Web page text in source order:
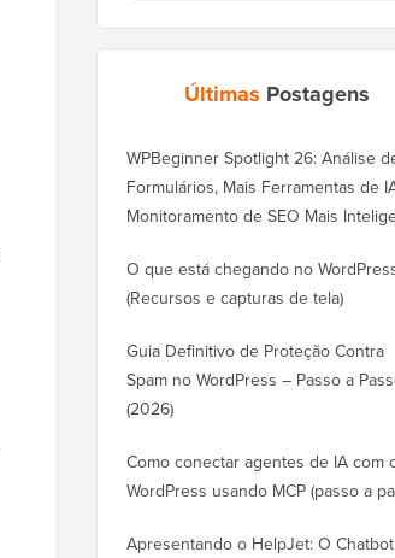
Últimas Postagens
WPBeginner Spotlight 26: Análise
Formulários, Mais Ferramentas de
Monitoramento de SEO Mais
O que está chegando no WordPress
(Recursos e capturas de tela)
Guia Definitivo de Proteção Contra
Spam no WordPress – Passo a
(2026)
Como conectar agentes de IA com
WordPress usando MCP (passo a
Apresentando o HelpJet: O